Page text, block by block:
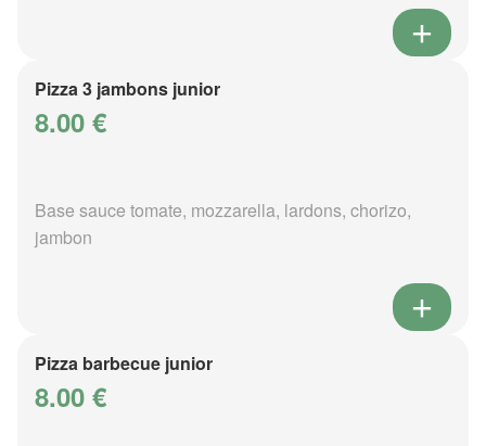
Pizza 3 jambons junior
8.00 €
Base sauce tomate, mozzarella, lardons, chorizo,
jambon
Pizza barbecue junior
8.00 €